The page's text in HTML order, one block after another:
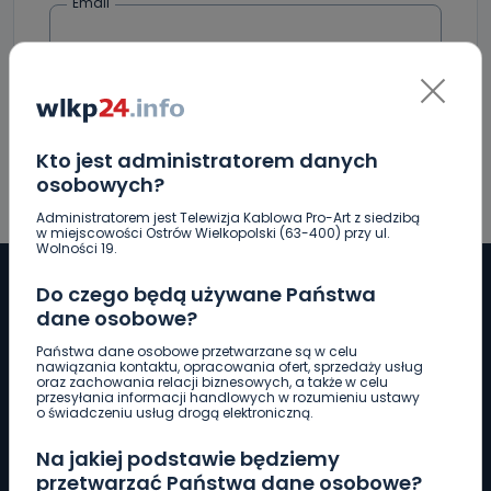
Kto jest administratorem danych
osobowych?
Administratorem jest Telewizja Kablowa Pro-Art z siedzibą
w miejscowości Ostrów Wielkopolski (63-400) przy ul.
Wolności 19.
Do czego będą używane Państwa
dane osobowe?
Państwa dane osobowe przetwarzane są w celu
nawiązania kontaktu, opracowania ofert, sprzedaży usług
oraz zachowania relacji biznesowych, a także w celu
przesyłania informacji handlowych w rozumieniu ustawy
o świadczeniu usług drogą elektroniczną.
Na jakiej podstawie będziemy
przetwarzać Państwa dane osobowe?
Pobierz logotyp
LINIA INTERWENCYJNA